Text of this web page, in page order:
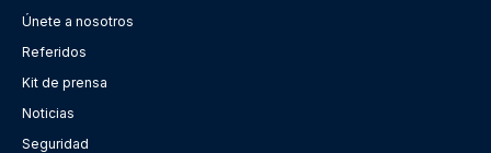
Únete a nosotros
Referidos
Kit de prensa
Noticias
Seguridad